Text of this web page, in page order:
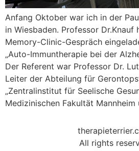
Anfang Oktober war ich in der
in Wiesbaden. Professor Dr.Knauf
Memory-Clinic-Gespräch
„Auto-Immuntherapie bei der
Der Referent war Professor Dr.
Leiter der Abteilung für
„Zentralinstitut für Seelische
Medizinischen Fakultät
All rights